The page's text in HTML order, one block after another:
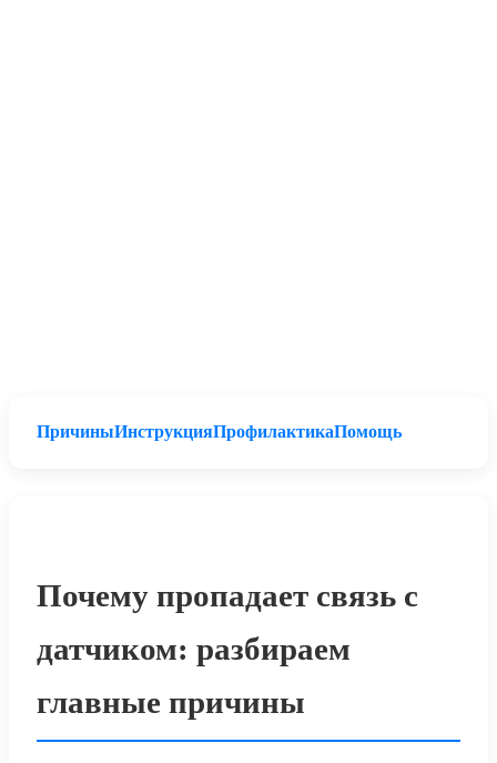
ПричиныИнструкцияПрофилактикаПомощь
Почему пропадает связь с
датчиком: разбираем
главные причины